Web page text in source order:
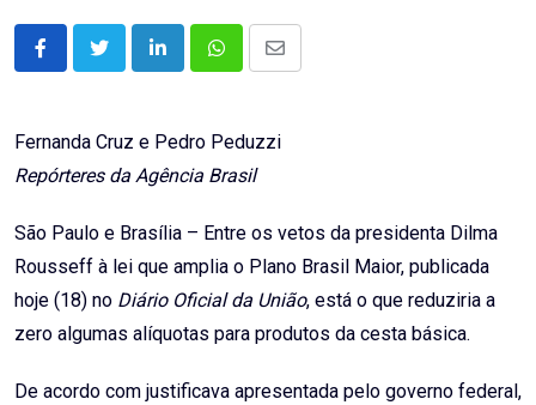
LinkedInWhatsappShare
Email
Fernanda Cruz e Pedro Peduzzi
Repórteres da Agência Brasil
São Paulo e Brasília – Entre os vetos da presidenta Dilma
Rousseff à lei que amplia o Plano Brasil Maior, publicada
hoje (18) no Diário Oficial da União, está o que reduziria a
zero algumas alíquotas para produtos da cesta básica.
De acordo com justificava apresentada pelo governo federal,